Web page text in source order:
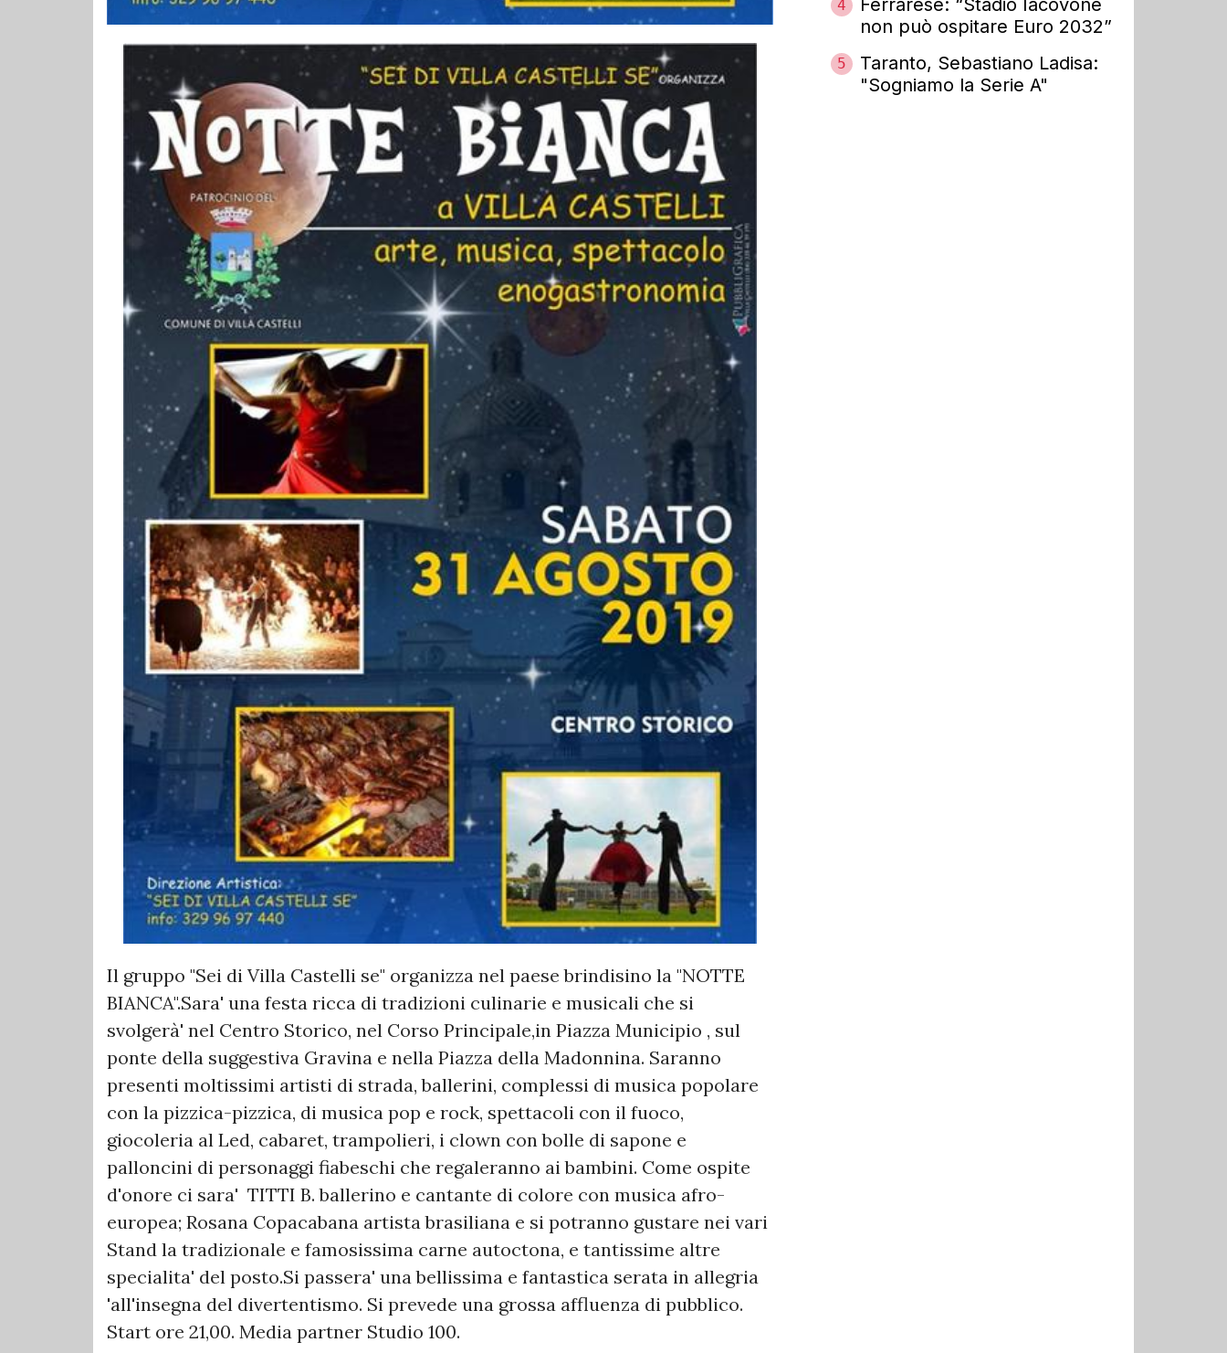
Il gruppo "Sei di Villa Castelli se" organizza nel paese brindisino la "NOTTE
BIANCA".Sara' una festa ricca di tradizioni culinarie e musicali che si
svolgerà' nel Centro Storico, nel Corso Principale,in Piazza Municipio , sul
ponte della suggestiva Gravina e nella Piazza della Madonnina. Saranno
presenti moltissimi artisti di strada, ballerini, complessi di musica popolare
con la pizzica-pizzica, di musica pop e rock, spettacoli con il fuoco,
giocoleria al Led, cabaret, trampolieri, i clown con bolle di sapone e
palloncini di personaggi fiabeschi che regaleranno ai bambini. Come ospite
d'onore ci sara' TITTI B. ballerino e cantante di colore con musica afro-
europea; Rosana Copacabana artista brasiliana e si potranno gustare nei vari
Stand la tradizionale e famosissima carne autoctona, e tantissime altre
specialita' del posto.Si passera' una bellissima e fantastica serata in allegria
'all'insegna del divertentismo. Si prevede una grossa affluenza di pubblico.
Start ore 21,00. Media partner Studio 100.
4
Ferrarese: “Stadio Iacovone
non può ospitare Euro 2032”
5
Taranto, Sebastiano Ladisa:
"Sogniamo la Serie A"